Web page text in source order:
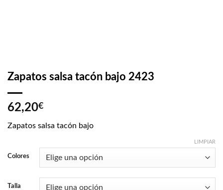
Zapatos salsa tacón bajo 2423
62,20€
Zapatos salsa tacón bajo
Colores
Talla
LIMPIAR